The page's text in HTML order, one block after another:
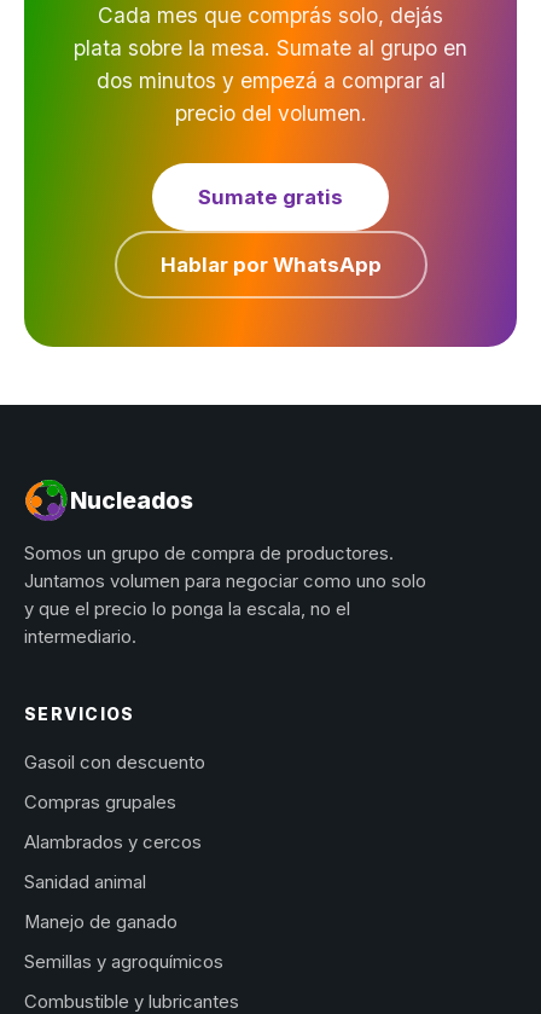
Cada mes que comprás solo, dejás
plata sobre la mesa. Sumate al grupo en
dos minutos y empezá a comprar al
precio del volumen.
Sumate gratis
Hablar por WhatsApp
Nucleados
Somos un grupo de compra de productores.
Juntamos volumen para negociar como uno solo
y que el precio lo ponga la escala, no el
intermediario.
SERVICIOS
Gasoil con descuento
Compras grupales
Alambrados y cercos
Sanidad animal
Manejo de ganado
Semillas y agroquímicos
Combustible y lubricantes